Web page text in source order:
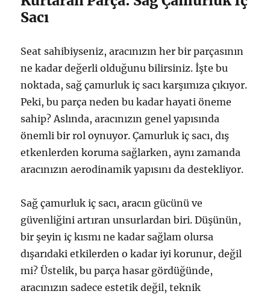
Sacı
Seat sahibiyseniz, aracınızın her bir parçasının
ne kadar değerli olduğunu bilirsiniz. İşte bu
noktada, sağ çamurluk iç sacı karşımıza çıkıyor.
Peki, bu parça neden bu kadar hayati öneme
sahip? Aslında, aracınızın genel yapısında
önemli bir rol oynuyor. Çamurluk iç sacı, dış
etkenlerden koruma sağlarken, aynı zamanda
aracınızın aerodinamik yapısını da destekliyor.
Sağ çamurluk iç sacı, aracın gücünü ve
güvenliğini artıran unsurlardan biri. Düşünün,
bir şeyin iç kısmı ne kadar sağlam olursa
dışarıdaki etkilerden o kadar iyi korunur, değil
mi? Üstelik, bu parça hasar gördüğünde,
aracınızın sadece estetik değil, teknik